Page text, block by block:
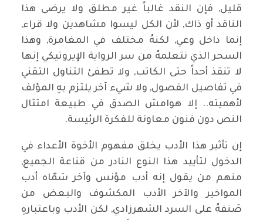
قليل, فإن النقد غالباً غير مطلق ولا يرضى هذا
الناقد أو ذاك, لأن الكل ليسوا مشاهدين ولا قراء,
إنما داخل وعي, لكنهُ مختلف في المغامرة, وهذا
السحر الذي نتعلمهُ من سر الرواية الإيروتيكي إنها
لا تنقذ أحداً حتى الكاتب, ولا تطفئ التناول التقني
في تفاصيل الفصول, ولا شيء آخر يلتزم بهِ المؤلف
لأهميته.. إلا هوامش الصدق في طبيعة امتثال
النص دون فنون معاونة للفكرة الرئيسة.
إن تأثير هذا الأدب يخلق مفهوم الأخوة الأعداء في
الدخول لتأييد هذا النوع النادر من قناعة الجميع,
منهم من يقول إنه أدب مؤنس وآخر سَمّاه أدب
المواخير والآخر الأدب المكشوف والبعض من
صَنفهُ على السرد الشهرزادي, لكن الأدب وباعتبارهِ